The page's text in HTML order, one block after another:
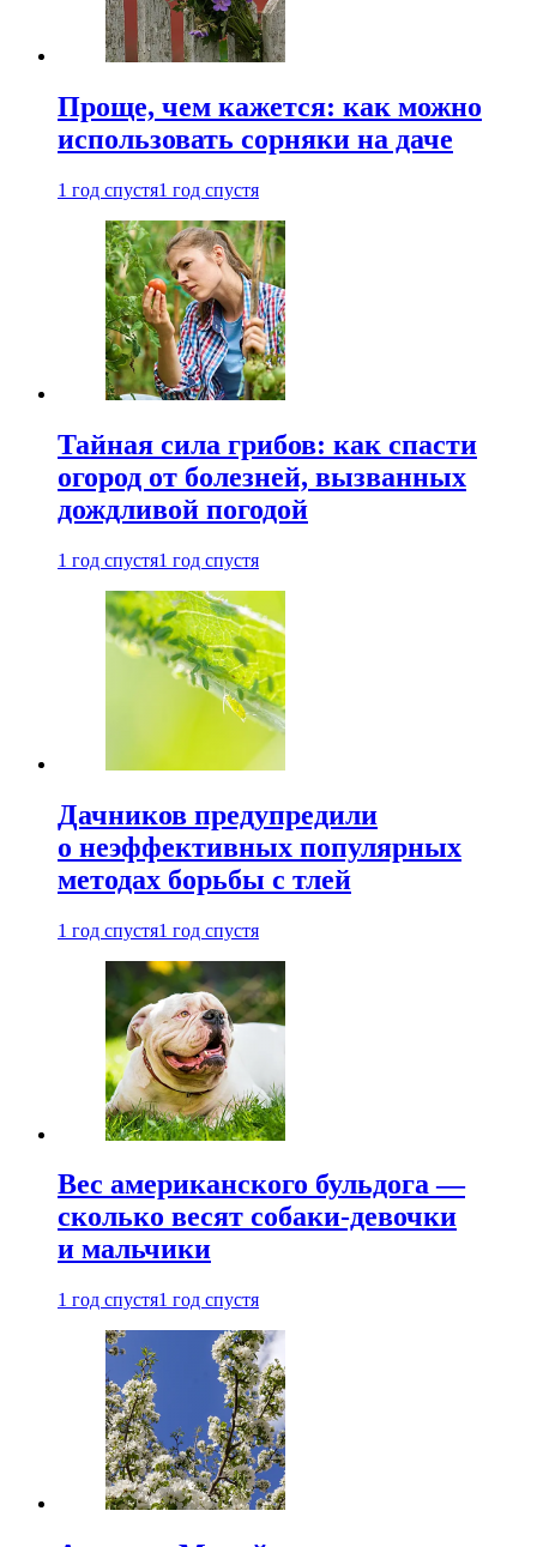
Проще, чем кажется: как можно
использовать сорняки на даче
1 год спустя1 год спустя
Тайная сила грибов: как спасти
огород от болезней, вызванных
дождливой погодой
1 год спустя1 год спустя
Дачников предупредили
о неэффективных популярных
методах борьбы с тлей
1 год спустя1 год спустя
Вес американского бульдога —
сколько весят собаки-девочки
и мальчики
1 год спустя1 год спустя